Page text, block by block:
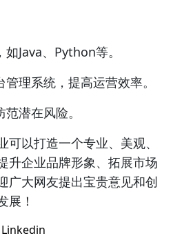
Java、Python等。
理系统，提高运营效率。
潜在风险。
以打造一个专业、美观、
升企业品牌形象、拓展市场
广大网友提出宝贵意见和创
展！
Linkedin